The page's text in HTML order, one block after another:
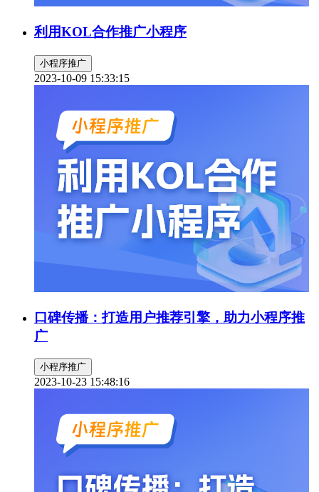
利用KOL合作推广小程序
小程序推广
2023-10-09 15:33:15
口碑传播：打造用户推荐引擎，助力小程序推
广
小程序推广
2023-10-23 15:48:16